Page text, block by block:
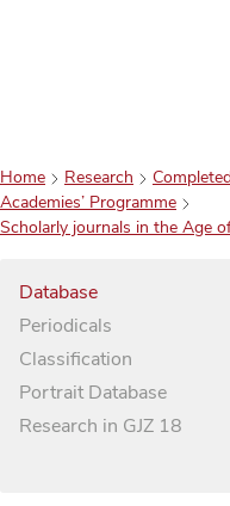
Home Research
Academies’ Programme
Scholarly journals in the Age
Database
Periodicals
Classification
Portrait Database
Research in GJZ 18